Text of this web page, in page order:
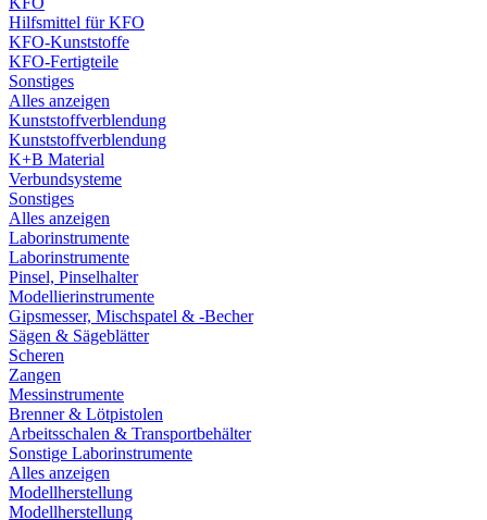
Hilfsmittel für KFO
KFO-Kunststoffe
KFO-Fertigteile
Sonstiges
Alles anzeigen
Kunststoffverblendung
Kunststoffverblendung
K+B Material
Verbundsysteme
Sonstiges
Alles anzeigen
Laborinstrumente
Laborinstrumente
Pinsel, Pinselhalter
Modellierinstrumente
Gipsmesser, Mischspatel & -Becher
Sägen & Sägeblätter
Scheren
Zangen
Messinstrumente
Brenner & Lötpistolen
Arbeitsschalen & Transportbehälter
Sonstige Laborinstrumente
Alles anzeigen
Modellherstellung
Modellherstellung